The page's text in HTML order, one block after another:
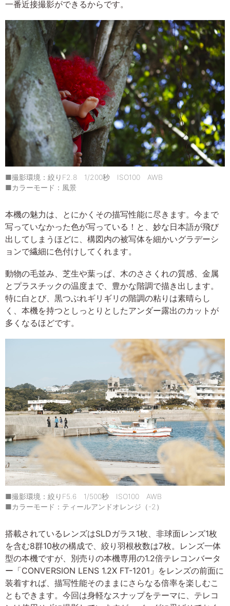
一番近接撮影ができるからです。
■撮影環境：絞りF2.8 1/200秒 ISO100 AWB
■カラーモード：風景
本機の魅力は、とにかくその描写性能に尽きます。今まで
写っていなかった色が写っている！と、妙な日本語が飛び
出してしまうほどに、構図内の被写体を細かいグラデーシ
ョンで繊細に色付けしてくれます。
動物の毛並み、芝生や葉っぱ、木のささくれの質感、金属
とプラスチックの温度まで、豊かな階調で描き出します。
特に白とび、黒つぶれギリギリの階調の粘りは素晴らし
く、本機を持つとしっとりとしたアンダー露出のカットが
多くなるほどです。
■撮影環境：絞りF5.6 1/500秒 ISO100 AWB
■カラーモード：ティールアンドオレンジ（-2）
搭載されているレンズはSLDガラス1枚、非球面レンズ1枚
を含む8群10枚の構成で、絞り羽根枚数は7枚。レンズ一体
型の本機ですが、別売りの本機専用の1.2倍テレコンバータ
ー「CONVERSION LENS 1.2X FT-1201」をレンズの前面に
装着すれば、描写性能そのままにさらなる倍率を楽しむこ
ともできます。今回は身軽なスナップをテーマに、テレコ